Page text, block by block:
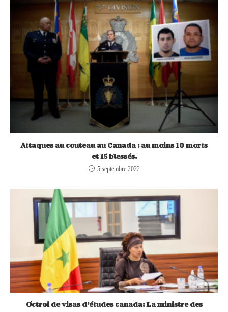
Attaques au couteau au Canada : au moins 10 morts
et 15 blessés.
5 septembre 2022
Octroi de visas d’études canada: La ministre des